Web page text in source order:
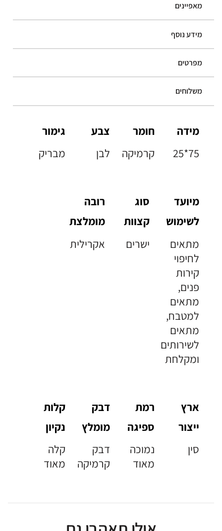
מאפיינים
מידע נוסף
מפרטים
משלוחים
מידה
25*75
חומר
קרמיקה
צבע
לבן
גימור
מבריק
מיועד
לשימוש
מתאים
לחיפוי
קירות
פנים,
מתאים
למטבח,
מתאים
לשירותים
ומקלחת
סוג
קצוות
ישרים
רובה
מומלצת
אקרילית
ארץ
ייצור
סין
רמת
ספיגה
נמוכה
מאוד
דבק
מומלץ
דבק
קרמיקה
קלות
נקיון
קלה
מאוד